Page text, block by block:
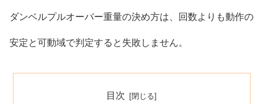
ダンベルプルオーバー重量の決め方は、回数よりも動作の
安定と可動域で判定すると失敗しません。
目次